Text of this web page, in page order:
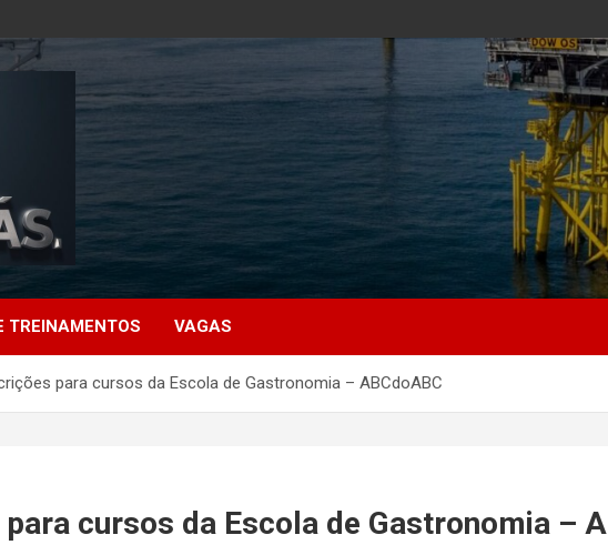
TREINAMENTOS VAGAS
para cursos da Escola de Gastronomia – ABCdoABC
cursos da Escola de Gastronomia –